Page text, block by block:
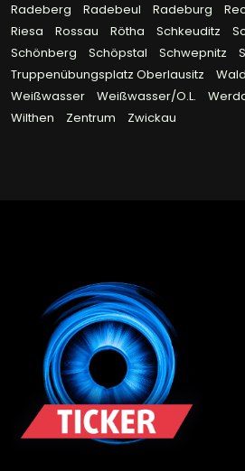
Radeberg
Radebeul Radeburg
Riesa
Rossau Rötha Schkeuditz
Schönberg
Schöpstal Schwepnitz
Truppenübungsplatz Oberlausitz
Weißwasser
Weißwasser/O.L.
Wilthen
Zentrum Zwickau